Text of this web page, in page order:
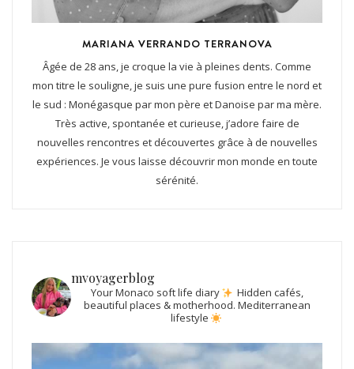
MARIANA VERRANDO TERRANOVA
Âgée de 28 ans, je croque la vie à pleines dents. Comme
mon titre le souligne, je suis une pure fusion entre le nord et
le sud : Monégasque par mon père et Danoise par ma mère.
Très active, spontanée et curieuse, j’adore faire de
nouvelles rencontres et découvertes grâce à de nouvelles
expériences. Je vous laisse découvrir mon monde en toute
sérénité.
mvoyagerblog
Your Monaco soft life diary
Hidden cafés,
beautiful places & motherhood. Mediterranean
lifestyle